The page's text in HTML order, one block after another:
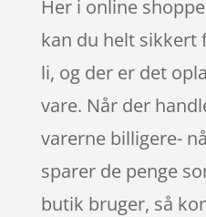
Her i online
kan du helt sikkert
li, og der er det
vare. Når der
varerne billigere-
sparer de penge
butik bruger, så